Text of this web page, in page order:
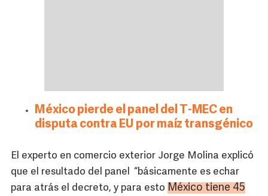
México pierde el panel del T-MEC en
disputa contra EU por maíz transgénico
El experto en comercio exterior Jorge Molina explicó
que el resultado del panel “básicamente es echar
para atrás el decreto, y para esto México tiene 45